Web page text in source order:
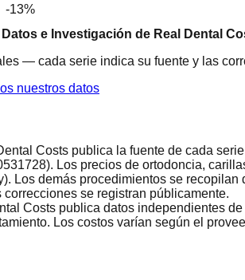
-13%
e Investigación de Real Dental
— cada serie indica su fuente y las
nuestros datos
Costs publica la fuente de cada
Los precios de ortodoncia,
Los demás procedimientos se
se registran públicamente.
Costs publica datos independientes
Los costos varían según el